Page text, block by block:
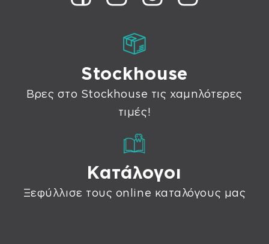
Stockhouse
Βρες στο Stockhouse τις χαμηλότερες
τιμές!
Κατάλογοι
Ξεφύλλισε τους online καταλόγους μας